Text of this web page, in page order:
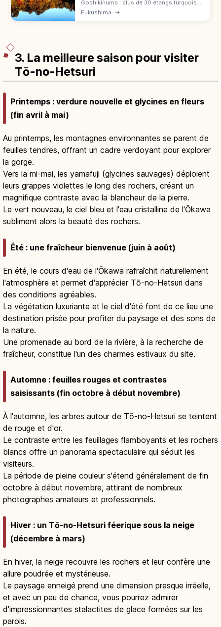
Goshikinuma : plus de 30 étangs turquoise,
verts et rouges nés de l'éruption du mont
Fukushima →
3. La meilleure saison pour visiter
Tō-no-Hetsuri
Printemps : verdure nouvelle et glycines en fleurs
(fin avril à mai)
Au printemps, les montagnes environnantes se parent de
feuilles tendres, offrant un cadre verdoyant pour explorer
la gorge.
Vers la mi-mai, les yamafuji (glycines sauvages) déploient
leurs grappes violettes le long des rochers, créant un
magnifique contraste avec la blancheur de la pierre.
Le vert nouveau, le ciel bleu et l'eau cristalline de l'Ōkawa
subliment alors la beauté des rochers.
Été : une fraîcheur bienvenue (juin à août)
En été, le cours d'eau de l'Ōkawa rafraîchit naturellement
l'atmosphère et permet d'apprécier Tō-no-Hetsuri dans
des conditions agréables.
La végétation luxuriante et le ciel d'été font de ce lieu une
destination prisée pour profiter du paysage et des sons de
la nature.
Une promenade au bord de la rivière, à la recherche de
fraîcheur, constitue l'un des charmes estivaux du site.
Automne : feuilles rouges et contrastes
saisissants (fin octobre à début novembre)
À l'automne, les arbres autour de Tō-no-Hetsuri se teintent
de rouge et d'or.
Le contraste entre les feuillages flamboyants et les rochers
blancs offre un panorama spectaculaire qui séduit les
visiteurs.
La période de pleine couleur s'étend généralement de fin
octobre à début novembre, attirant de nombreux
photographes amateurs et professionnels.
Hiver : un Tō-no-Hetsuri féerique sous la neige
(décembre à mars)
En hiver, la neige recouvre les rochers et leur confère une
allure poudrée et mystérieuse.
Le paysage enneigé prend une dimension presque irréelle,
et avec un peu de chance, vous pourrez admirer
d'impressionnantes stalactites de glace formées sur les
parois.